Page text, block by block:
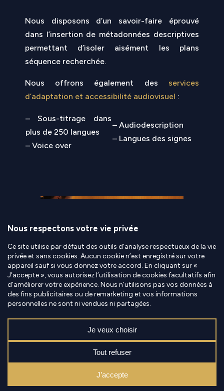
Nous disposons d’un savoir-faire éprouvé
dans l’insertion de métadonnées descriptives
permettant d’isoler aisément les plans
séquence recherchée.
Nous offrons également desservices
d’adaptation et accessibilité audiovisuel :
– Sous-titrage dans
plus de 250 langues
– Voice over
– Audiodescription
– Langues des signes